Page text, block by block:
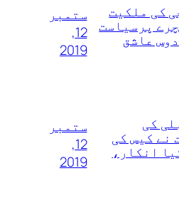
کی ملکیت
پرسیاست
عاشق
ستمبر
12,
2019
کی
نے کیس کی
انکار،
ستمبر
12,
2019